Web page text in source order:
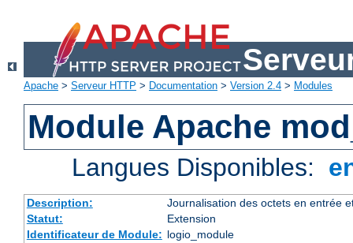
Apache > Serveur HTTP > Documentation > Version 2.4 > Modules
Module Apache
Langues Disponibles:
Description:
Journalisation des octets en entrée
Statut:
Extension
Identificateur de Module: logio_module